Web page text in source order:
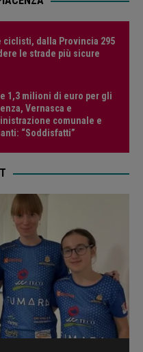
ciclisti, dalla Provincia 295
le strade più sicure
1,3 milioni di euro per gli
Vernasca e
comunale e
“Soddisfatti”